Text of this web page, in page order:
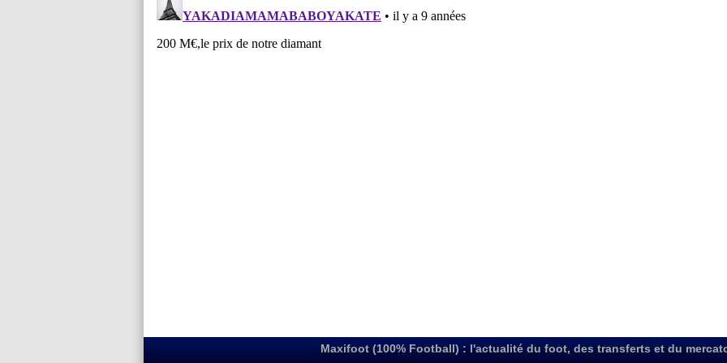
Maxifoot (100% Football) : l'actualité du foot, des transferts et du